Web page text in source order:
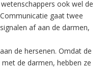
ook wel de
gaat twee
af aan de darmen,
de hersenen. Omdat de
de darmen, hebben ze